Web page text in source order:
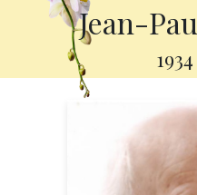
Jean-
1934